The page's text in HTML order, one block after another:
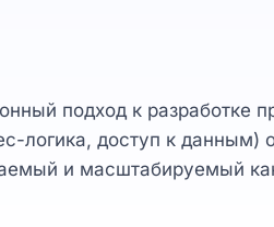
подход к разработке
логика, доступ к данным)
и масштабируемый